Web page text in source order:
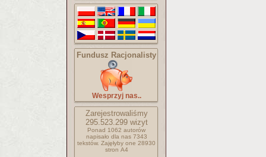
Fundusz Racjonalisty
Wesprzyj nas..
Zarejestrowaliśmy
295.523.299wizyt
Ponad 1062 autorów
napisało dla nas 7343
tekstów. Zajęłyby one 28930
stron A4